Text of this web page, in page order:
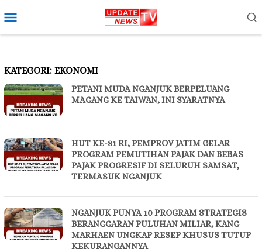
ke
Mobile
KATEGORI: EKONOMI
PETANI MUDA NGANJUK BERPELUANG
MAGANG KE TAIWAN, INI SYARATNYA
HUT KE-81 RI, PEMPROV JATIM GELAR
PROGRAM PEMUTIHAN PAJAK DAN BEBAS
PAJAK PROGRESIF DI SELURUH SAMSAT,
TERMASUK NGANJUK
NGANJUK PUNYA 10 PROGRAM STRATEGIS
BERANGGARAN PULUHAN MILIAR, KANG
MARHAEN UNGKAP RESEP KHUSUS TUTUP
KEKURANGANNYA